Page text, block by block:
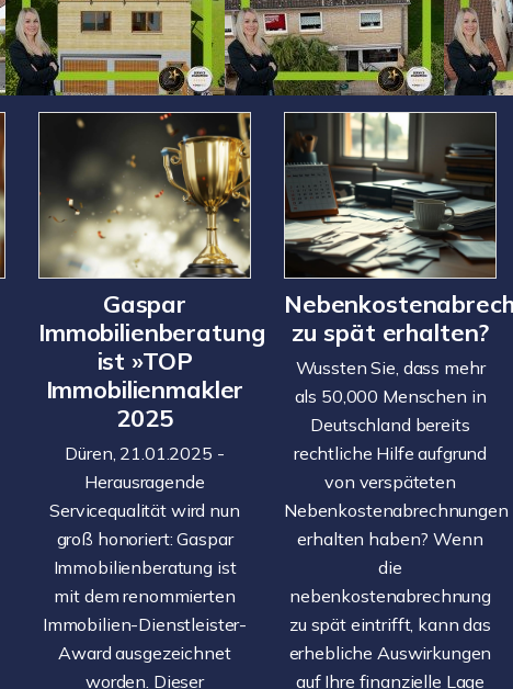
Gaspar
Immobilienberatung
ist »TOP
Immobilienmakler
2025
Düren, 21.01.2025 -
Herausragende
Servicequalität wird nun
groß honoriert: Gaspar
Immobilienberatung ist
mit dem renommierten
Immobilien-Dienstleister-
Award ausgezeichnet
worden. Dieser
zu spät erhalten?
Wussten Sie, dass mehr
als 50,000 Menschen in
Deutschland bereits
rechtliche Hilfe aufgrund
von verspäteten
Nebenkostenabrechnungen
erhalten haben? Wenn
die
nebenkostenabrechnung
zu spät eintrifft, kann das
erhebliche Auswirkungen
auf Ihre finanzielle Lage